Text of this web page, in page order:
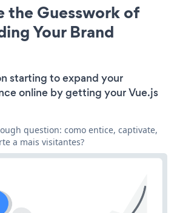
the Guesswork of
Your Brand
starting to expand your
online by getting your Vue.js
question: como entice, captivate,
a mais visitantes?